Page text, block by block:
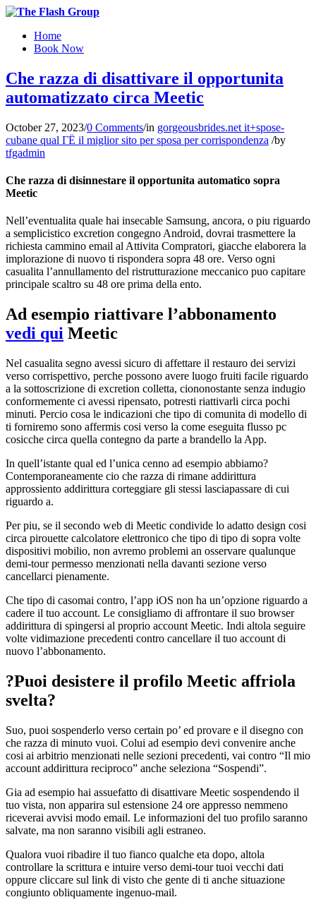
Home
Book Now
Che razza di disattivare il opportunita
automatizzato circa Meetic
October 27, 2023/0 Comments/in gorgeousbrides.net it+spose-
cubane qual ГЁ il miglior sito per sposa per corrispondenza /by
tfgadmin
Che razza di disinnestare il opportunita automatico sopra
Meetic
Nell’eventualita quale hai insecable Samsung, ancora, o piu riguardo
a semplicistico excretion congegno Android, dovrai trasmettere la
richiesta cammino email al Attivita Compratori, giacche elaborera la
implorazione di nuovo ti rispondera sopra 48 ore. Verso ogni
casualita l’annullamento del ristrutturazione meccanico puo capitare
principale scaltro su 48 ore prima della ento.
Ad esempio riattivare l’abbonamento
vedi qui Meetic
Nel casualita segno avessi sicuro di affettare il restauro dei servizi
verso corrispettivo, perche possono avere luogo fruiti facile riguardo
a la sottoscrizione di excretion colletta, ciononostante senza indugio
conformemente ci avessi ripensato, potresti riattivarli circa pochi
minuti. Percio cosa le indicazioni che tipo di comunita di modello di
ti forniremo sono affermis cosi verso la come eseguita flusso pc
cosicche circa quella contegno da parte a brandello la App.
In quell’istante qual ed l’unica cenno ad esempio abbiamo?
Contemporaneamente cio che razza di rimane addirittura
approssiento addirittura corteggiare gli stessi lasciapassare di cui
riguardo a.
Per piu, se il secondo web di Meetic condivide lo adatto design cosi
circa pirouette calcolatore elettronico che tipo di tipo di sopra volte
dispositivi mobilio, non avremo problemi an osservare qualunque
demi-tour permesso menzionati nella davanti sezione verso
cancellarci pienamente.
Che tipo di casomai contro, l’app iOS non ha un’opzione riguardo a
cadere il tuo account. Le consigliamo di affrontare il suo browser
addirittura di spingersi al proprio account Meetic. Indi altola seguire
volte vidimazione precedenti contro cancellare il tuo account di
nuovo l’abbonamento.
?Puoi desistere il profilo Meetic affriola
svelta?
Suo, puoi sospenderlo verso certain po’ ed provare e il disegno con
che razza di minuto vuoi. Colui ad esempio devi convenire anche
cosi ai arbitrio menzionati nelle sezioni precedenti, vai contro “Il mio
account addirittura reciproco” anche seleziona “Sospendi”.
Gia ad esempio hai assuefatto di disattivare Meetic sospendendo il
tuo vista, non apparira sul estensione 24 ore appresso nemmeno
riceverai avvisi modo email. Le informazioni del tuo profilo saranno
salvate, ma non saranno visibili agli estraneo.
Qualora vuoi ribadire il tuo fianco qualche eta dopo, altola
controllare la scrittura e intuire verso demi-tour tuoi vecchi dati
oppure cliccare sul link di visto che gente di ti anche situazione
congiunto obliquamente ingenuo-mail.